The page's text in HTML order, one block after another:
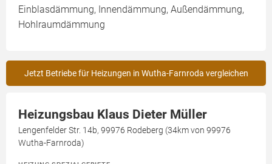
Einblasdämmung, Innendämmung, Außendämmung,
Hohlraumdämmung
Jetzt Betriebe für Heizungen in Wutha-Farnroda vergleichen
Heizungsbau Klaus Dieter Müller
Lengenfelder Str. 14b, 99976 Rodeberg (34km von 99976
Wutha-Farnroda)